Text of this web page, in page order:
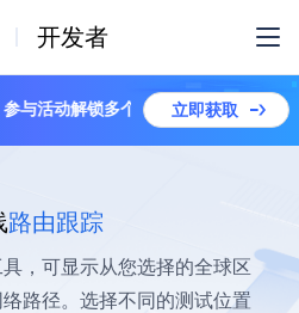
开发者
与活动解锁多个套餐！立即获取
路由跟踪
，可显示从您选择的全球区
路径。选择不同的测试位置